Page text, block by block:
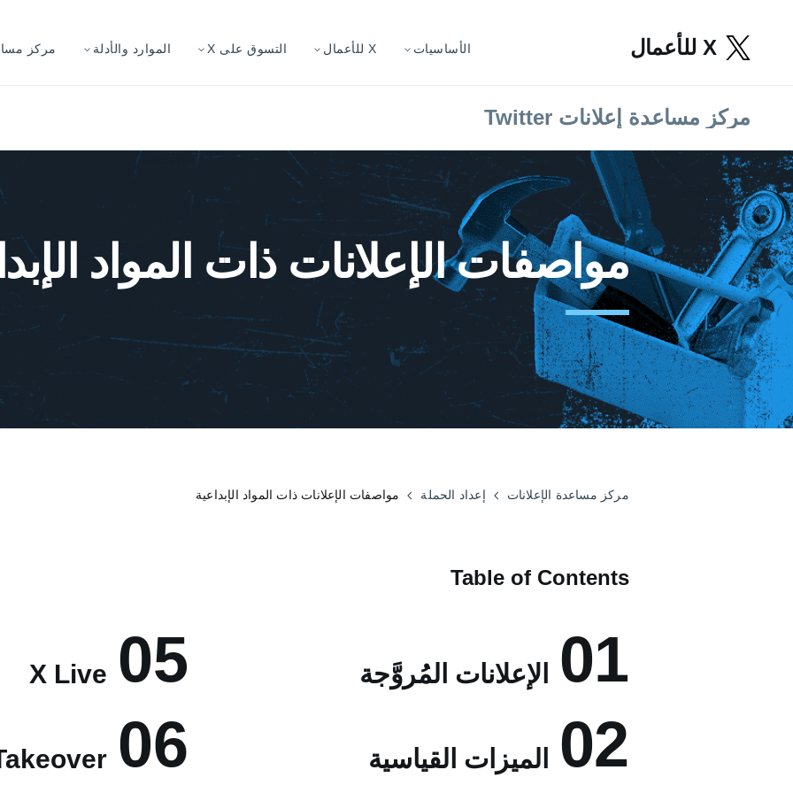
X للأعمال الأساسيات X للأعمال التسوق على X الموارد والأدلة مركز
مركز مساعدة إعلانات Twitter
‏‫مواصفات الإعلانات ذات المواد
مركز مساعدة الإعلانات إعداد الحملة مواصفات الإعلانات ذات المواد الإبداعية
Table of Contents
01 الإعلانات المُروَّجة
02 الميزات القياسية
05
X Live
06